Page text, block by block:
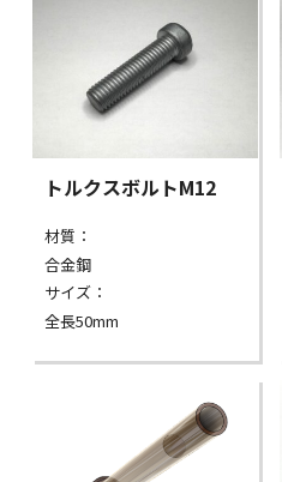
トルクスボルトM12
材質：
合金鋼
サイズ：
全長50mm